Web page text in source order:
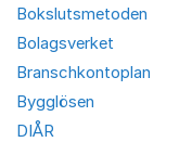
Bokslutsmetoden
Bolagsverket
Branschkontoplan
Bygglösen
DIÅR